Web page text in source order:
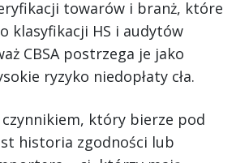
towarów i branż, które
klasyfikacji HS i audytów
CBSA postrzega je jako
ryzyko niedopłaty cła.
czynnikiem, który bierze pod
historia zgodności lub